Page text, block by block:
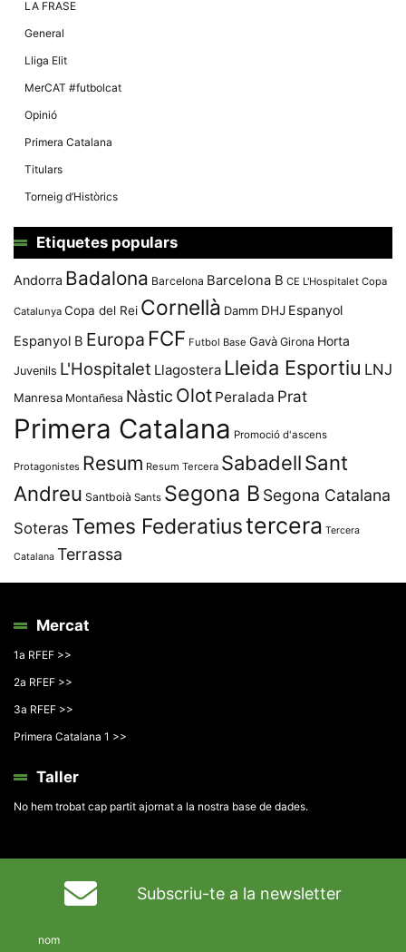
LA FRASE
General
Lliga Elit
MerCAT #futbolcat
Opinió
Primera Catalana
Titulars
Torneig d’Històrics
Etiquetes populars
Andorra Badalona Barcelona Barcelona B CE L'Hospitalet Copa
Catalunya Copa del Rei Cornellà Damm DHJ Espanyol
Espanyol B Europa FCF Futbol Base Gavà Girona Horta
Juvenils L'Hospitalet Llagostera Lleida Esportiu LNJ
Manresa Montañesa Nàstic Olot Peralada Prat
Primera Catalana Promoció d'ascens
Protagonistes Resum Resum Tercera SabadellSant
Andreu Santboià Sants Segona B Segona Catalana
Soteras Temes Federatiustercera Tercera
Catalana Terrassa
Mercat
1a RFEF >>
2a RFEF >>
3a RFEF >>
Primera Catalana 1 >>
Taller
No hem trobat cap partit ajornat a la nostra base de dades.
Subscriu-te a la newsletter